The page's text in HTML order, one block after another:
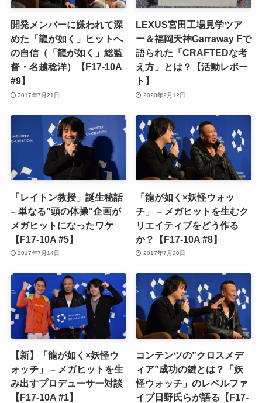
開発メンバーに嫌われて深
めた「龍が如く」ヒットへ
の自信（「龍が如く」総監
督・名越稔洋）【F17-10A
#9】
2017年7月21日
LEXUS宮田工場見学ツア
ー＆福岡天神Garraway Fで
語られた「CRAFTEDな考
え方」とは？【活動レポー
ト】
2020年2月12日
「レイトン教授」誕生秘話
– 単なる”頭の体操”企画が
メガヒットになったワケ
【F17-10A #5】
2017年7月14日
「龍が如く×妖怪ウォッ
チ」 – メガヒットを生むク
リエイティブをどう作る
か？【F17-10A #8】
2017年7月20日
【新】「龍が如く×妖怪ウ
ォッチ」 – メガヒットを生
み出すプロデューサー対談
【F17-10A #1】
コンテンツの”クロスメデ
ィア”成功の鍵とは？「妖
怪ウォッチ」のレベルファ
イブ日野氏らが語る【F17-